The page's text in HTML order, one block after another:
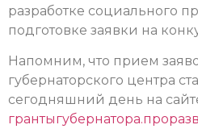
разработке социального
подготовке заявки на
Напомним, что прием
губернаторского центра
сегодняшний день на